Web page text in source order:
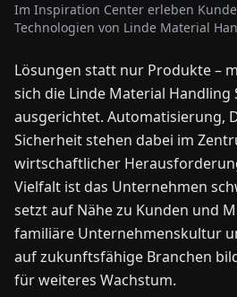
ENDEFRESITNLPLHU
KONTAKT
ZU
UNS
Im Inspiration Center erleben
Technologien von Linde Material
Lösungen statt nur Produkte –
sich die Linde Material Handling
ausgerichtet. Automatisierung,
Sicherheit stehen dabei im
wirtschaftlicher
Vielfalt ist das Unternehmen
setzt auf Nähe zu Kunden und
familiäre Unternehmenskultur
auf zukunftsfähige Branchen
für weiteres Wachstum.